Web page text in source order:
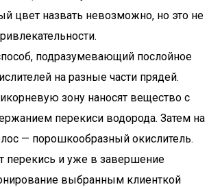
цвет назвать невозможно, но это не
подразумевающий послойное
на разные части прядей.
зону наносят вещество с
перекиси водорода. Затем на
— порошкообразный окислитель.
перекись и уже в завершение
выбранным клиенткой